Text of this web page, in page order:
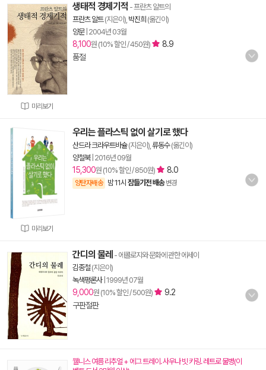
미리보기
생태적 경제기적 - 프란츠 알트의
프란츠 알트(지은이), 박진희 (옮긴이)
양문| 2004년 03월
8,100원 (10% 할인 / 450원)
8.9
품절
미리보기
우리는 플라스틱 없이 살기로 했다
산드라 크라우트바슐(지은이), 류동수(옮긴이)
양철북| 2016년 09월
15,300원 (10% 할인 / 850원) 8.0
양탄자배송 밤 11시 잠들기전 배송 변경
간디의 물레 - 에콜로지와 문화에 관한 에세이
김종철 (지은이)
녹색평론사| 1999년 07월
9,000원 (10% 할인 / 500원)
9.2
구판절판
웰니스 여름 리추얼 + 에그 트레이. 사우나 빗 키링. 레트로 물병(이